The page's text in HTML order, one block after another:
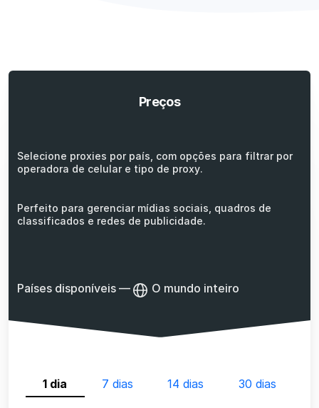
Preços
Selecione proxies por país, com opções para filtrar por
operadora de celular e tipo de proxy.
Perfeito para gerenciar mídias sociais, quadros de
classificados e redes de publicidade.
Países disponíveis — O mundo inteiro
1 dia 7 dias 14 dias 30 dias